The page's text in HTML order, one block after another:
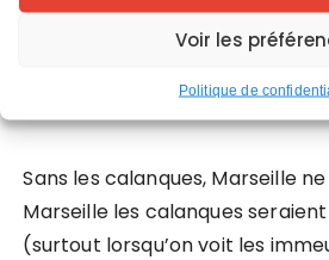
Voir les
Politique de
les corps.
maussades invite à
Sans les calanques, Marseille
Marseille les calanques
(surtout lorsqu’on voit les